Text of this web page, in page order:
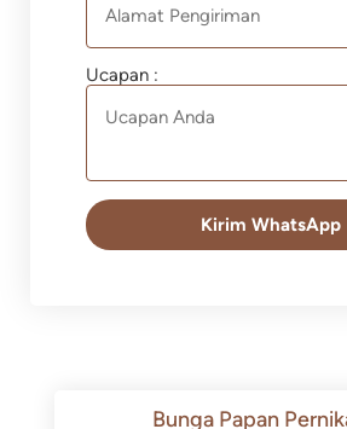
Ucapan :
Kirim WhatsApp
Bunga Papan